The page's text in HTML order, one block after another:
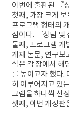
이번에 출판된 『
첫째, 가장 크게
프로그램 형태의
점이다. 『상담 및
둘째, 프로그램 개
게재 논문, 연구보
식은 각 장에서 해
를 높이고자 했다.
히 이루어지고 있
그램을 하나씩 선
셋째, 이번 개정판